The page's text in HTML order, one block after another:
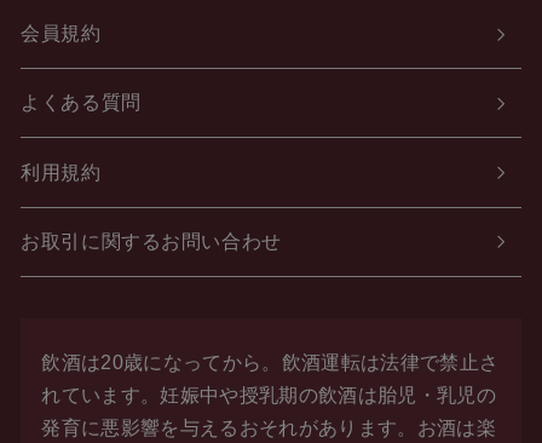
会員規約
よくある質問
利用規約
お取引に関するお問い合わせ
飲酒は20歳になってから。飲酒運転は法律で禁止さ
れています。妊娠中や授乳期の飲酒は胎児・乳児の
発育に悪影響を与えるおそれがあります。お酒は楽